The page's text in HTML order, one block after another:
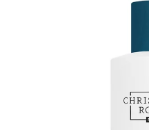
Now showing image 1